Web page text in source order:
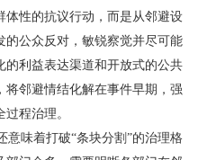
体性的抗议行动，而是从邻避设
的公众反对，敏锐察觉并尽可能
的利益表达渠道和开放式的公共
邻避情结化解在事件早期，强
程治理。
味着打破“条块分割”的治理格